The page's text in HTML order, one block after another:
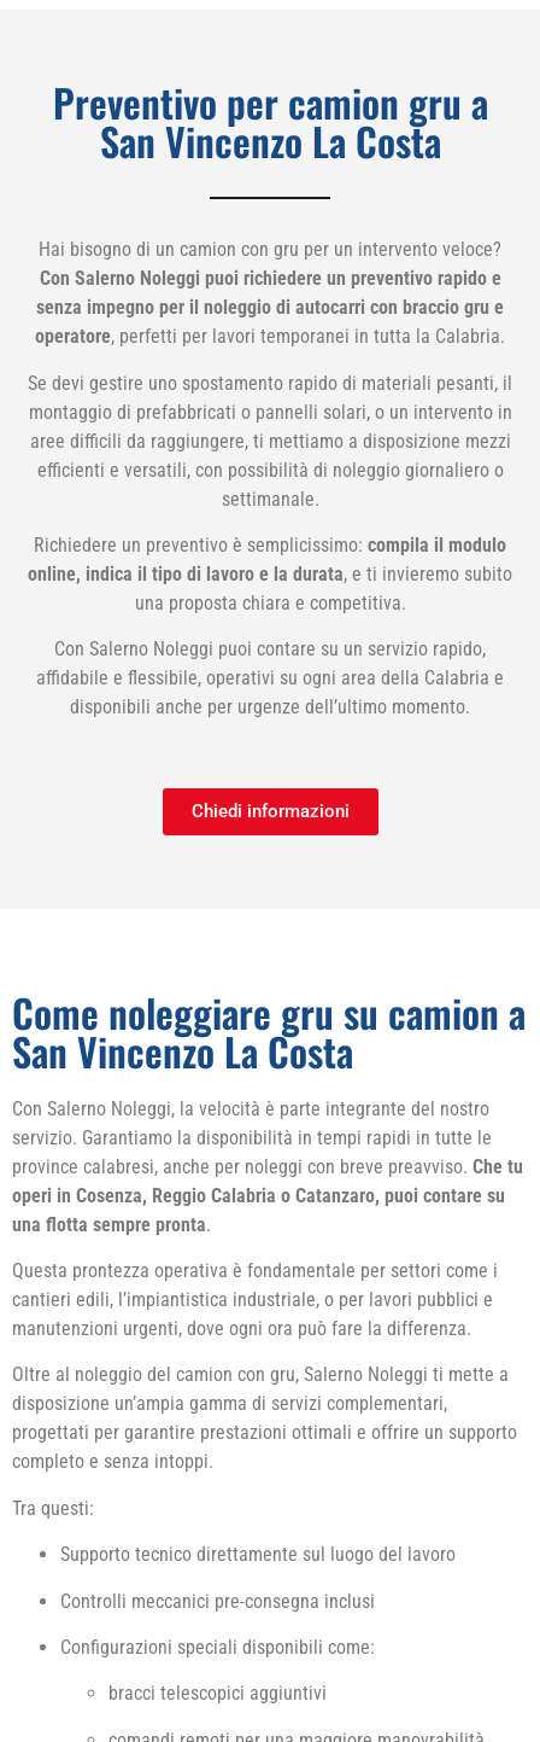
Preventivo per camion gru a
San Vincenzo La Costa
Hai bisogno di un camion con gru per un intervento veloce?
Con Salerno Noleggi puoi richiedere un preventivo rapido e
senza impegno per il noleggio di autocarri con braccio gru e
operatore, perfetti per lavori temporanei in tutta la Calabria.
Se devi gestire uno spostamento rapido di materiali pesanti, il
montaggio di prefabbricati o pannelli solari, o un intervento in
aree difficili da raggiungere, ti mettiamo a disposizione mezzi
efficienti e versatili, con possibilità di noleggio giornaliero o
settimanale.
Richiedere un preventivo è semplicissimo: compila il modulo
online, indica il tipo di lavoro e la durata, e ti invieremo subito
una proposta chiara e competitiva.
Con Salerno Noleggi puoi contare su un servizio rapido,
affidabile e flessibile, operativi su ogni area della Calabria e
disponibili anche per urgenze dell’ultimo momento.
Chiedi informazioni
Come noleggiare gru su camion a
San Vincenzo La Costa
Con Salerno Noleggi, la velocità è parte integrante del nostro
servizio. Garantiamo la disponibilità in tempi rapidi in tutte le
province calabresi, anche per noleggi con breve preavviso. Che tu
operi in Cosenza, Reggio Calabria o Catanzaro, puoi contare su
una flotta sempre pronta.
Questa prontezza operativa è fondamentale per settori come i
cantieri edili, l’impiantistica industriale, o per lavori pubblici e
manutenzioni urgenti, dove ogni ora può fare la differenza.
Oltre al noleggio del camion con gru, Salerno Noleggi ti mette a
disposizione un’ampia gamma di servizi complementari,
progettati per garantire prestazioni ottimali e offrire un supporto
completo e senza intoppi.
Tra questi:
Supporto tecnico direttamente sul luogo del lavoro
Controlli meccanici pre-consegna inclusi
Configurazioni speciali disponibili come:
bracci telescopici aggiuntivi